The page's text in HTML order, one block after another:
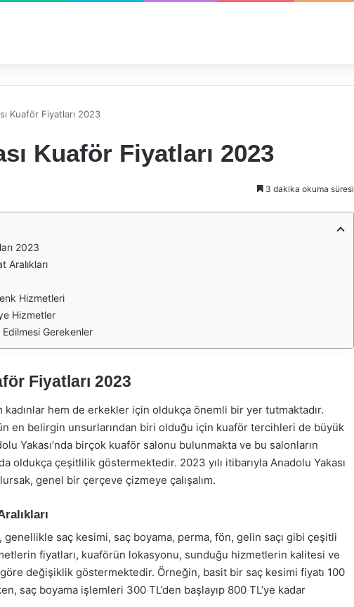
Kuaför Fiyatları 2023
Kuaför Fiyatları 2023
3 dakika okuma süresi
2023
Aralıkları
Hizmetleri
Hizmetler
Gerekenler
Fiyatları 2023
kadınlar hem de erkekler için oldukça önemli bir yer tutmaktadır.
en belirgin unsurlarından biri olduğu için kuaför tercihleri de büyük
Yakası’nda birçok kuaför salonu bulunmakta ve bu salonların
oldukça çeşitlilik göstermektedir. 2023 yılı itibarıyla Anadolu Yakası
genel bir çerçeve çizmeye çalışalım.
genellikle saç kesimi, saç boyama, perma, fön, gelin saçı gibi çeşitli
fiyatları, kuaförün lokasyonu, sunduğu hizmetlerin kalitesi ve
değişiklik göstermektedir. Örneğin, basit bir saç kesimi fiyatı 100
saç boyama işlemleri 300 TL’den başlayıp 800 TL’ye kadar